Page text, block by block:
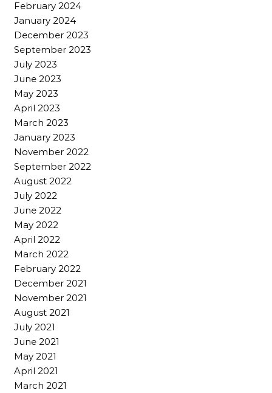
February 2024
January 2024
December 2023
September 2023
July 2023
June 2023
May 2023
April 2023
March 2023
January 2023
November 2022
September 2022
August 2022
July 2022
June 2022
May 2022
April 2022
March 2022
February 2022
December 2021
November 2021
August 2021
July 2021
June 2021
May 2021
April 2021
March 2021